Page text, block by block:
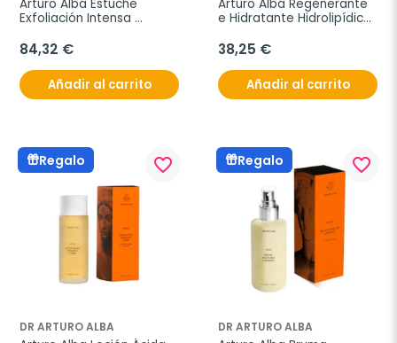
Arturo Alba Estuche
Exfoliación Intensa
Exfoliante + 20 Ampollas
Exfoliantes
84,32 €
Añadir al carrito
Arturo Alba Regenerante
e Hidratante Hidrolipídica,
38,25 €
Añadir al carrito
Regalo favorite_border
DR ARTURO ALBA
Regalo favorite_border
DR ARTURO ALBA